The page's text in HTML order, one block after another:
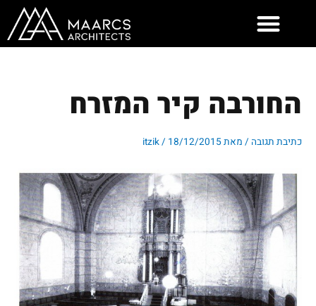
החורבה קיר המזרח
כתיבת תגובה / מאת itzik/ 18/12/2015